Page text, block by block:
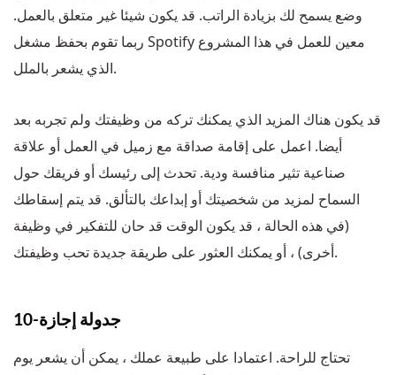
وضع يسمح لك بزيادة الراتب. قد يكون شيئا غير متعلق بالعمل.
ربما تقوم بحفظ مشغل Spotify معين للعمل في هذا المشروع
الذي يشعر بالملل.
قد يكون هناك المزيد الذي يمكنك تركه من وظيفتك ولم تجربه بعد
أيضا. اعمل على إقامة صداقة مع زميل في العمل أو علاقة
صناعية تثير منافسة ودية. تحدث إلى رئيسك أو فريقك حول
السماح لمزيد من شخصيتك أو إبداعك بالتألق. قد يتم إسقاطك
(في هذه الحالة ، قد يكون الوقت قد حان للتفكير في وظيفة
أخرى) ، أو يمكنك العثور على طريقة جديدة تحب وظيفتك.
10-جدولة إجازة
تحتاج للراحة. اعتمادا على طبيعة عملك ، يمكن أن يشعر يوم